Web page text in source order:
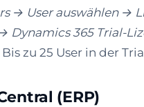
→ User auswählen →
Dynamics 365 Trial-
Bis zu 25 User in der
(ERP)